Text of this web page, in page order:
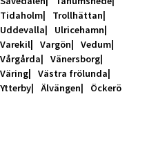
Tidaholm
Trollhättan
Uddevalla
Ulricehamn
Varekil
Vargön
Vedum
Vårgårda
Vänersborg
Väring
Västra frölunda
Ytterby
Älvängen Öckerö